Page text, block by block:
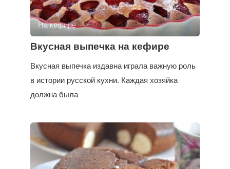
На кефире
Вкусная выпечка на кефире
Вкусная выпечка издавна играла важную роль
в истории русской кухни. Каждая хозяйка
должна была